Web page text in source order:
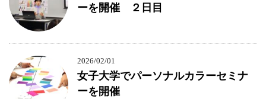
ーを開催 ２日目
2026/02/01
女子大学でパーソナルカラーセミナ
ーを開催